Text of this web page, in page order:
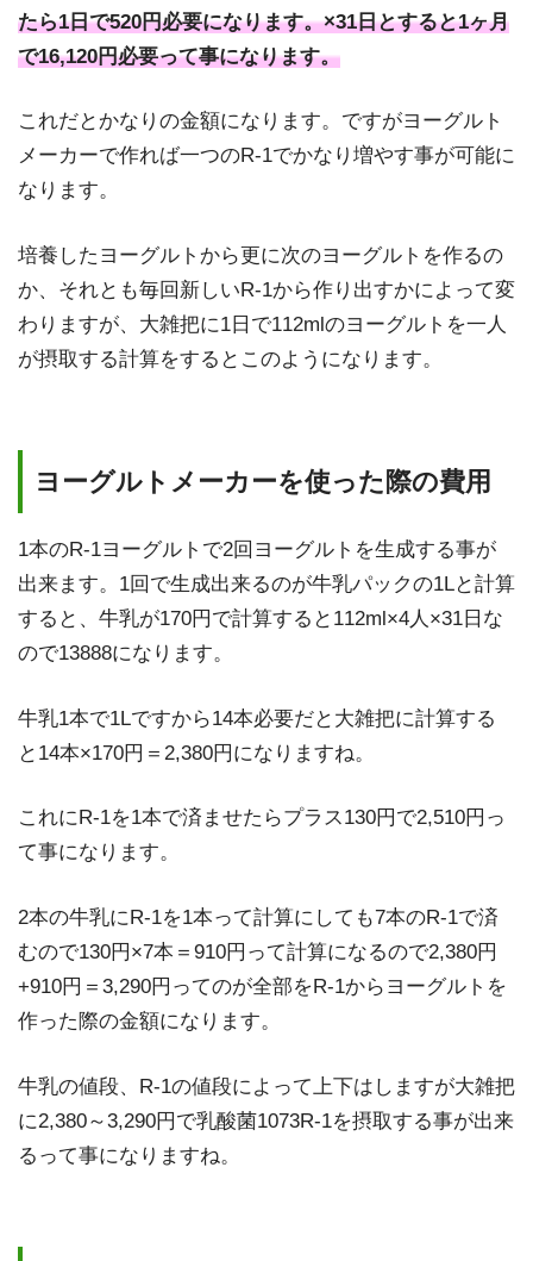
たら1日で520円必要になります。×31日とすると1ヶ月
で16,120円必要って事になります。
これだとかなりの金額になります。ですがヨーグルト
メーカーで作れば一つのR-1でかなり増やす事が可能に
なります。
培養したヨーグルトから更に次のヨーグルトを作るの
か、それとも毎回新しいR-1から作り出すかによって変
わりますが、大雑把に1日で112mlのヨーグルトを一人
が摂取する計算をするとこのようになります。
ヨーグルトメーカーを使った際の費用
1本のR-1ヨーグルトで2回ヨーグルトを生成する事が
出来ます。1回で生成出来るのが牛乳パックの1Lと計算
すると、牛乳が170円で計算すると112ml×4人×31日な
ので13888になります。
牛乳1本で1Lですから14本必要だと大雑把に計算する
と14本×170円＝2,380円になりますね。
これにR-1を1本で済ませたらプラス130円で2,510円っ
て事になります。
2本の牛乳にR-1を1本って計算にしても7本のR-1で済
むので130円×7本＝910円って計算になるので2,380円
+910円＝3,290円ってのが全部をR-1からヨーグルトを
作った際の金額になります。
牛乳の値段、R-1の値段によって上下はしますが大雑把
に2,380～3,290円で乳酸菌1073R-1を摂取する事が出来
るって事になりますね。